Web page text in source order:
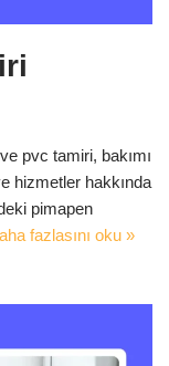
pvc tamiri, bakımı
hizmetler hakkında
pimapen
fazlasını oku »